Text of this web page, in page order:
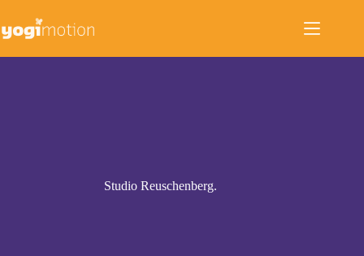
springen
Studio Reuschenberg.